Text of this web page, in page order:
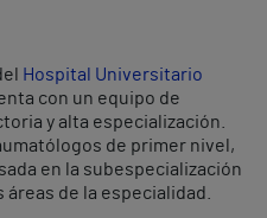
Hospital Universitario
con un equipo de
y alta especialización.
de primer nivel,
en la subespecialización
de la especialidad.